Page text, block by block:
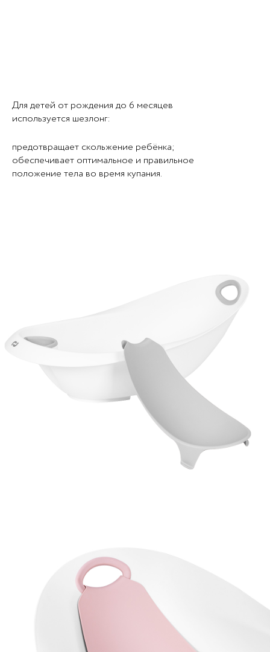
Для детей от рождения до 6 месяцев
используется шезлонг:
предотвращает скольжение ребёнка;
обеспечивает оптимальное и правильное
положение тела во время купания.